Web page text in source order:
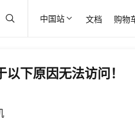
中国站 文档 购物
下原因无法访问！